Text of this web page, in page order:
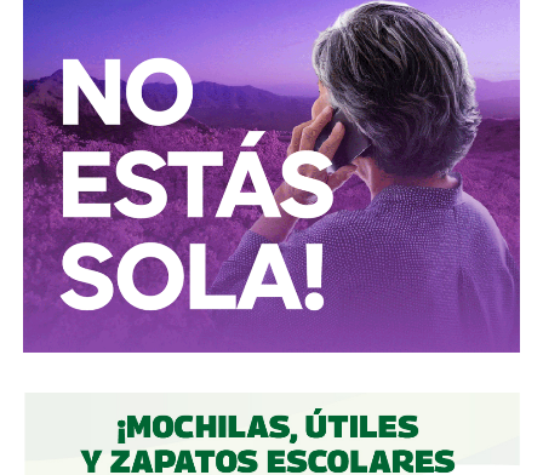
desempeñaba como piloto de caza, y acabó muriendo
en combate
sobre las islas semanas después. Fue el
primer piloto argentino en caer en la guerra. Ossie dejó
Inglaterra sin saber cuándo volvería, pero sería el primer
reflejo dela relación directa que tendría la pelota con
las secuelas de las Malvinas.
La derrota en la guerra fue devastadora para un
pueblo que, similar a lo que aconteció en el Mundial
de 1978, recurrió al futbol para buscar la alegría que
la actualidad nacional le quitaba